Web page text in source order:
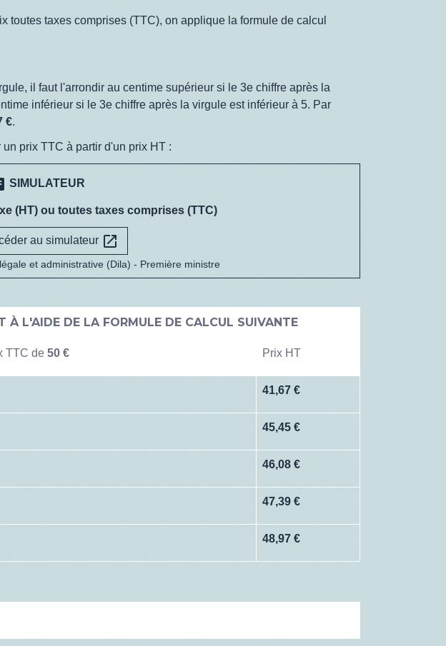
toutes taxes comprises (TTC), on applique la formule de calcul
il faut l'arrondir au centime supérieur si le 3echiffre après la
inférieur si le 3echiffre après la virgule est inférieur à 5. Par
€.
prix TTC à partir d'un prix HT :
SIMULATEUR
(HT) ou toutes taxes comprises (TTC)
au simulateur open_in_new
et administrative (Dila) - Première ministre
À L'AIDE DE LA FORMULE DE CALCUL SUIVANTE
TTC de 50 € Prix HT
41,67 €
45,45 €
46,08 €
47,39 €
48,97 €